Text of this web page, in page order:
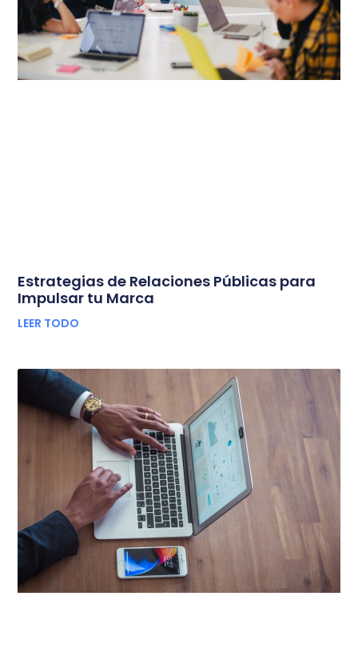
Estrategias de Relaciones Públicas para
Impulsar tu Marca
LEER TODO